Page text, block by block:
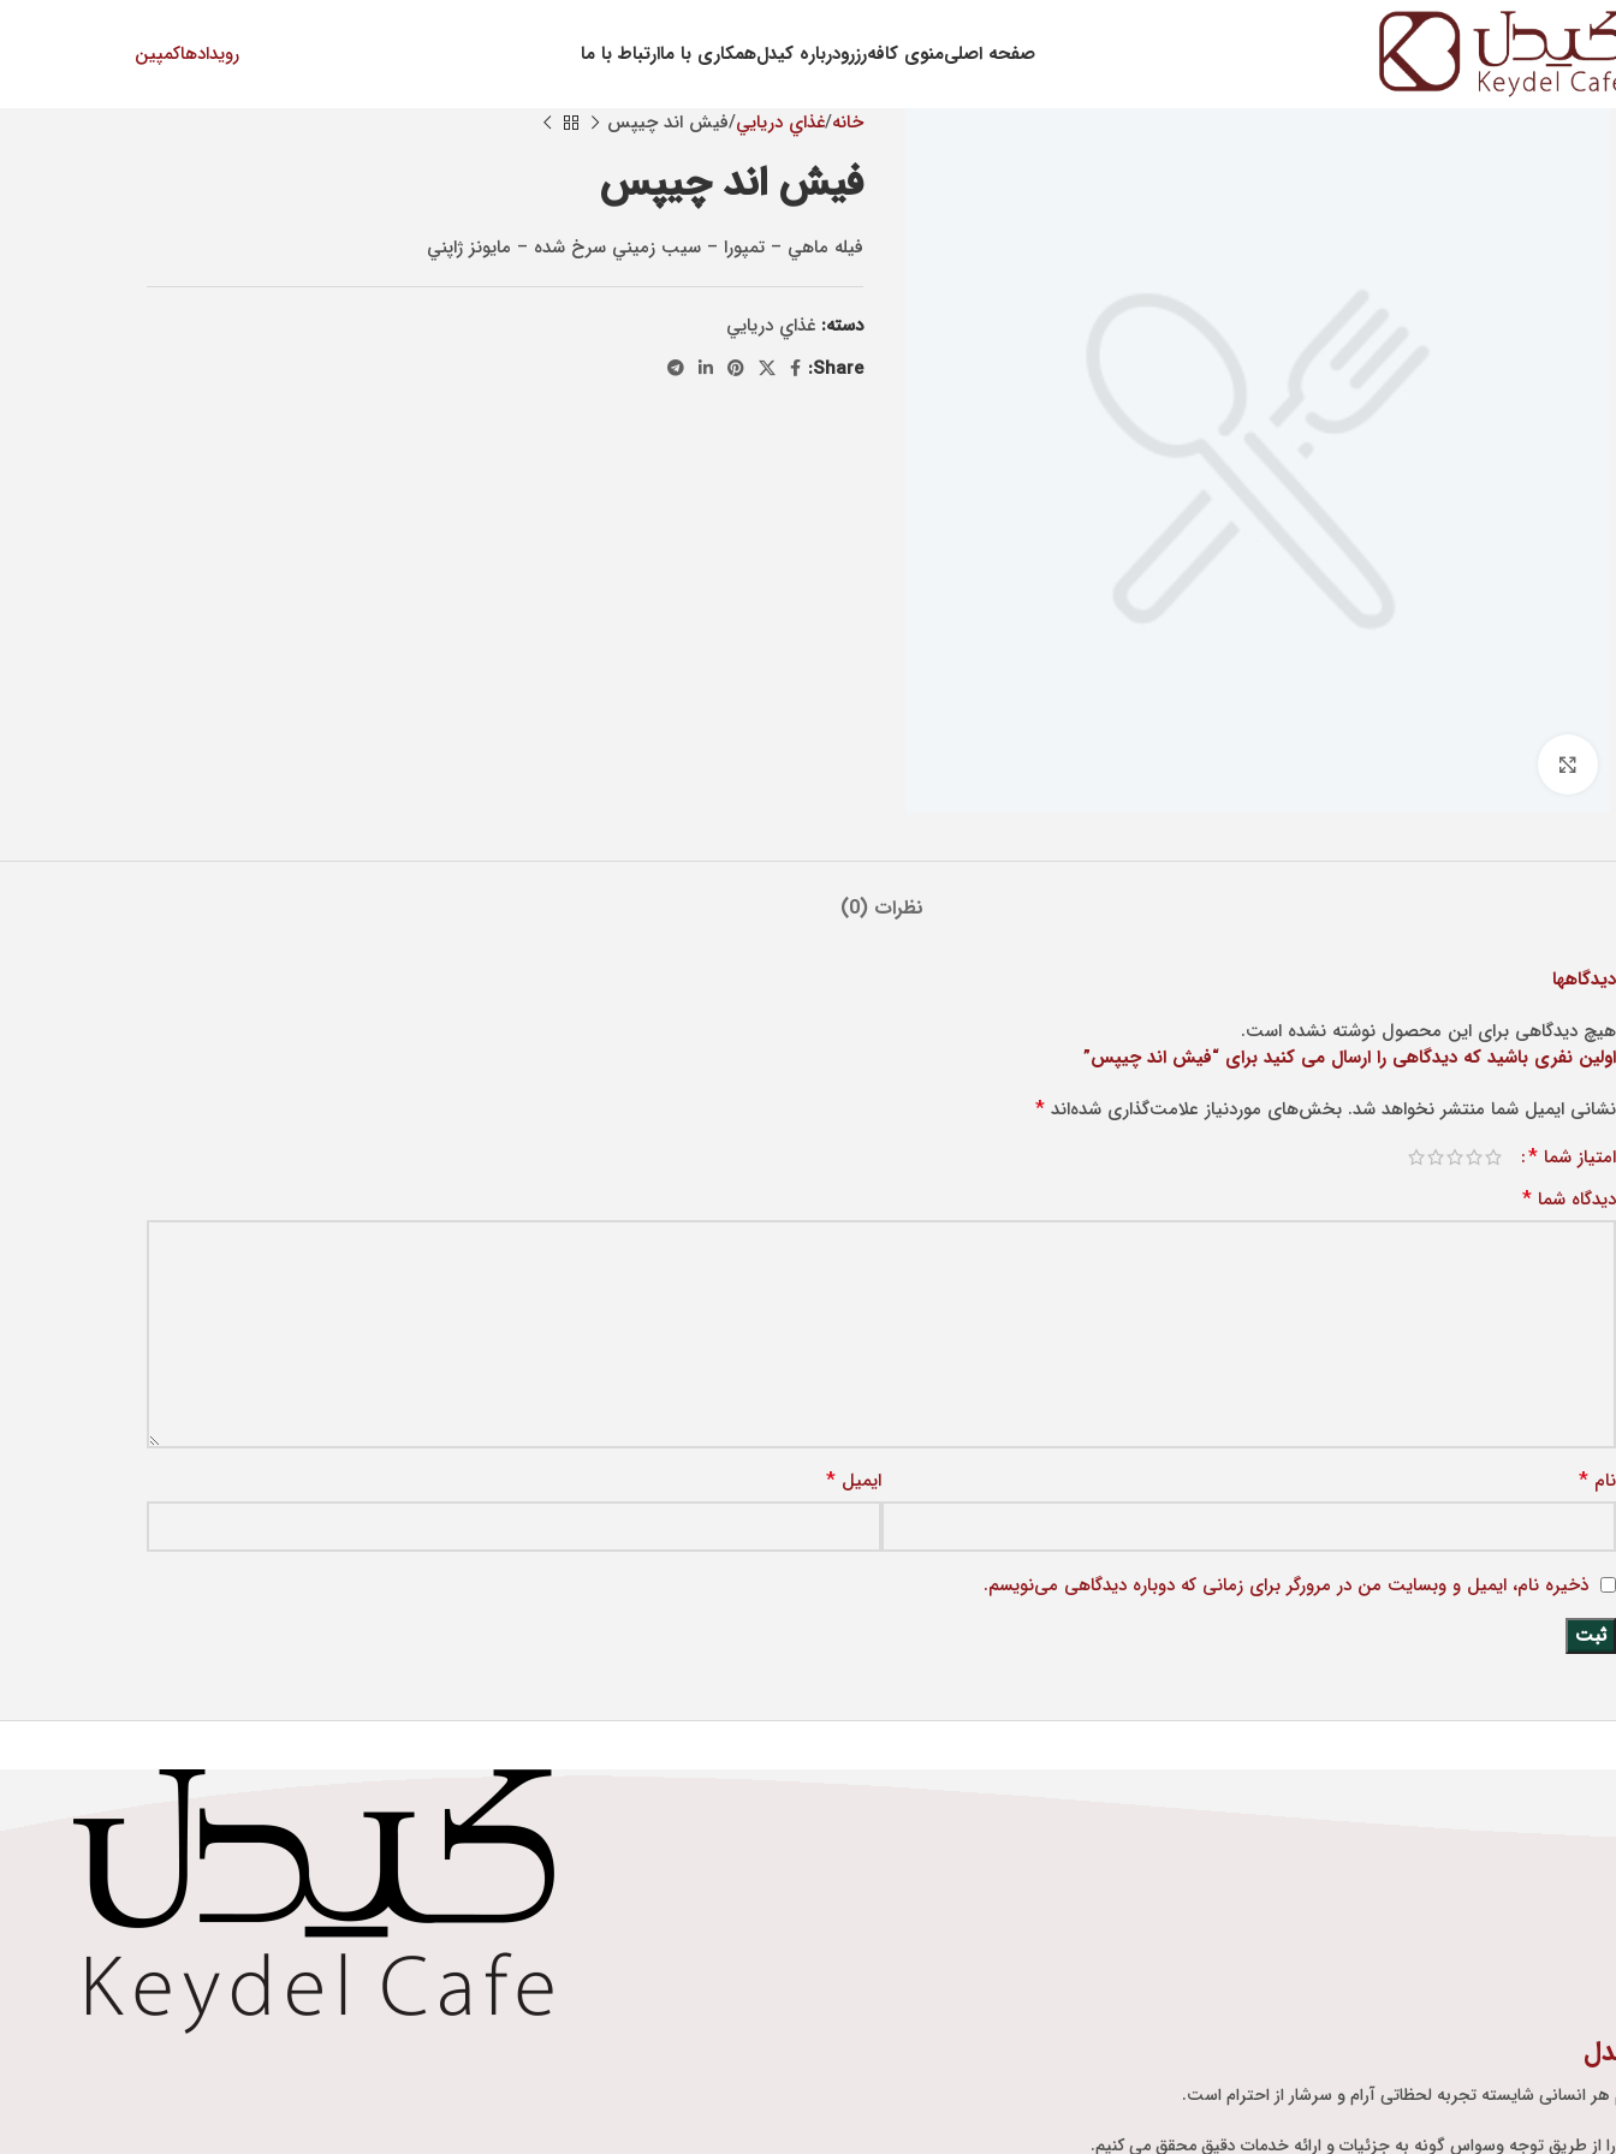
صفحه اصلیمنوی کافهرزرودرباره کیدلهمکاری با ماارتباط با ما رویدادهاکمپین
خانه غذاي دريايي فیش اند چیپس
فیش اند چیپس
فيله ماهي – تمپورا – سيب زميني سرخ شده – مايونز ژاپني
دسته: غذاي دريايي
Share:
نظرات (0)
دیدگاهها
هیچ دیدگاهی برای این محصول نوشته نشده است.
اولین نفری باشید که دیدگاهی را ارسال می کنید برای “فیش اند چیپس”
نشانی ایمیل شما منتشر نخواهد شد. بخش‌های موردنیاز علامت‌گذاری شده‌اند *
امتیاز شما *
دیدگاه شما *
نام * ایمیل *
ذخیره نام، ایمیل و وبسایت من در مرورگر برای زمانی که دوباره دیدگاهی می‌نویسم.
هر انسانی شایسته تجربه لحظاتی آرام و سرشار از احترام است.
را از طریق توجه وسواس گونه به جزئیات و ارائه خدمات دقیق محقق می کنیم.